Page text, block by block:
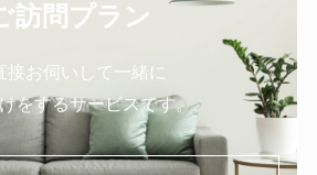
訪問プラン
お伺いして一緒に
をするサービスです。